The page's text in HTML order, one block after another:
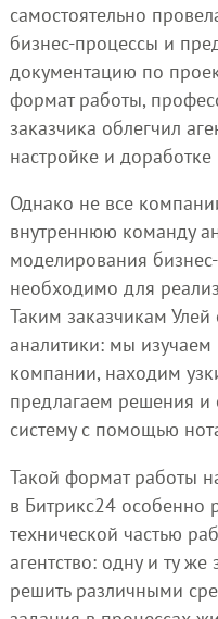
самостоятельно
бизнес-процессы и
документацию по
формат работы,
заказчика облегчил
настройке и доработке
Однако не все
внутреннюю команду
моделирования
необходимо для
Таким заказчикам Улей
аналитики: мы
компании, находим
предлагаем решения
систему с помощью
Такой формат работы
в Битрикс24 особенно
технической частью
агентство: одну и ту
решить различными